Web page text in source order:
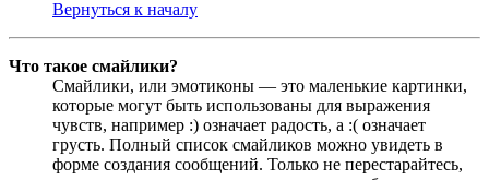
Вернуться к началу
Что такое смайлики?
Смайлики, или эмотиконы — это маленькие картинки,
которые могут быть использованы для выражения
чувств, например :) означает радость, а :( означает
грусть. Полный список смайликов можно увидеть в
форме создания сообщений. Только не перестарайтесь,